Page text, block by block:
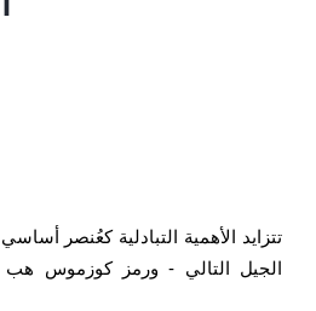
الجيل التالي - ورمز كوزموس هب